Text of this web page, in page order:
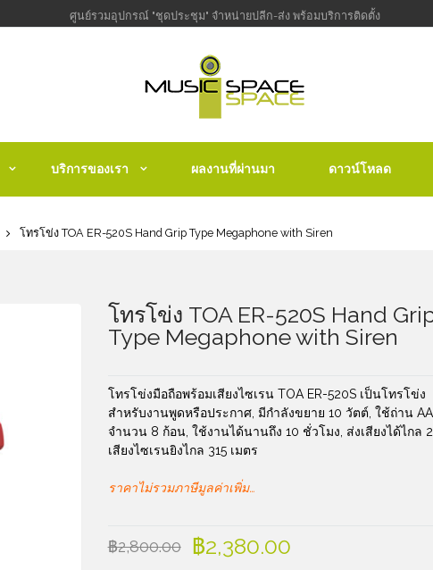
ศูนย์รวมอุปกรณ์ "ชุดประชุม" จำหน่ายปลีก-ส่ง พร้อมบริการติดตั้ง
บริการของเรา ผลงานที่ผ่านมา ดาวน์โหลด
โทรโข่ง TOA ER-520S Hand Grip Type Megaphone with Siren
โทรโข่ง TOA ER-520S Hand
Type Megaphone with Siren
โทรโข่งมือถือพร้อมเสียงไซเรน TOA ER-520S เป็นโทรโข่ง
สำหรับงานพูดหรือประกาศ, มีกำลังขยาย 10 วัตต์, ใช้ถ่าน AA
จำนวน 8 ก้อน, ใช้งานได้นานถึง 10 ชั่วโมง, ส่งเสียงได้ไกล
เสียงไซเรนยิงไกล 315 เมตร
ราคาไม่รวมภาษีมูลค่าเพิ่ม…
฿2,800.00 ฿2,380.00